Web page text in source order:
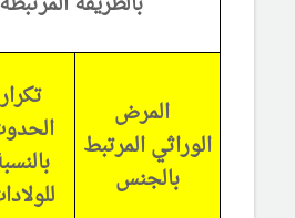
المرض
الوراثي المرتبط
بالجنس
تكرار